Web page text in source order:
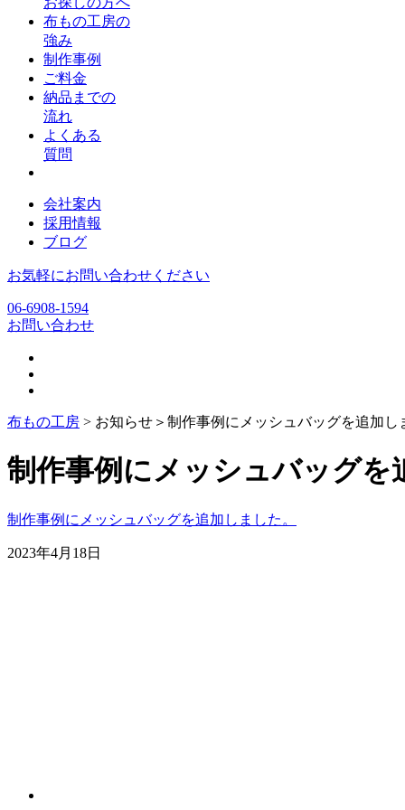
布もの工房の
強み
制作事例
ご料金
納品までの
流れ
よくある
質問
会社案内
採用情報
ブログ
お気軽にお問い合わせください
06-6908-1594
お問い合わせ
布もの工房 > お知らせ＞ 制作事例にメッシュバッグを追加し
制作事例にメッシュバッグを
制作事例にメッシュバッグを追加しました。
2023年4月18日